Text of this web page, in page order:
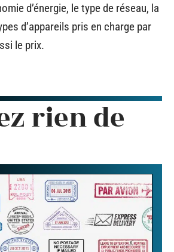
d’énergie, le type de réseau, la
d’appareils pris en charge par
le prix.
rien de